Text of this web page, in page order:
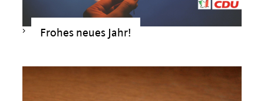
Frohes neues Jahr!
>